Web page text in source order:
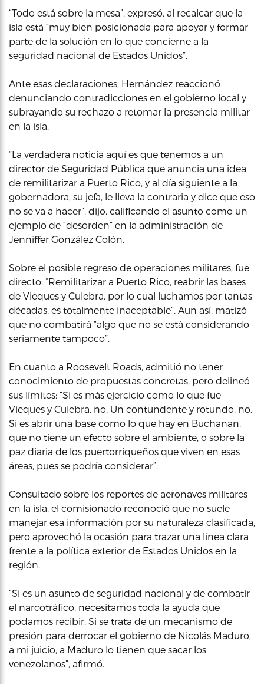
“Todo está sobre la mesa”, expresó, al recalcar que la
isla está “muy bien posicionada para apoyar y formar
parte de la solución en lo que concierne a la
seguridad nacional de Estados Unidos”.
Ante esas declaraciones, Hernández reaccionó
denunciando contradicciones en el gobierno local y
subrayando su rechazo a retomar la presencia militar
en la isla.
“La verdadera noticia aquí es que tenemos a un
director de Seguridad Pública que anuncia una idea
de remilitarizar a Puerto Rico, y al día siguiente a la
gobernadora, su jefa, le lleva la contraria y dice que eso
no se va a hacer”, dijo, calificando el asunto como un
ejemplo de “desorden” en la administración de
Jenniffer González Colón.
Sobre el posible regreso de operaciones militares, fue
directo: “Remilitarizar a Puerto Rico, reabrir las bases
de Vieques y Culebra, por lo cual luchamos por tantas
décadas, es totalmente inaceptable”. Aun así, matizó
que no combatirá “algo que no se está considerando
seriamente tampoco”.
En cuanto a Roosevelt Roads, admitió no tener
conocimiento de propuestas concretas, pero delineó
sus límites: “Si es más ejercicio como lo que fue
Vieques y Culebra, no. Un contundente y rotundo, no.
Si es abrir una base como lo que hay en Buchanan,
que no tiene un efecto sobre el ambiente, o sobre la
paz diaria de los puertorriqueños que viven en esas
áreas, pues se podría considerar”.
Consultado sobre los reportes de aeronaves militares
en la isla, el comisionado reconoció que no suele
manejar esa información por su naturaleza clasificada,
pero aprovechó la ocasión para trazar una línea clara
frente a la política exterior de Estados Unidos en la
región.
“Si es un asunto de seguridad nacional y de combatir
el narcotráfico, necesitamos toda la ayuda que
podamos recibir. Si se trata de un mecanismo de
presión para derrocar el gobierno de Nicolás Maduro,
a mi juicio, a Maduro lo tienen que sacar los
venezolanos”, afirmó.